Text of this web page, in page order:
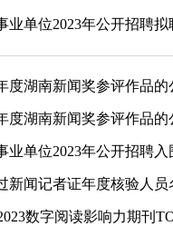
业单位2023年公开招聘
度湖南新闻奖参评作品的
度湖南新闻奖参评作品的
新闻记者证年度核验人员
数字阅读影响力期刊